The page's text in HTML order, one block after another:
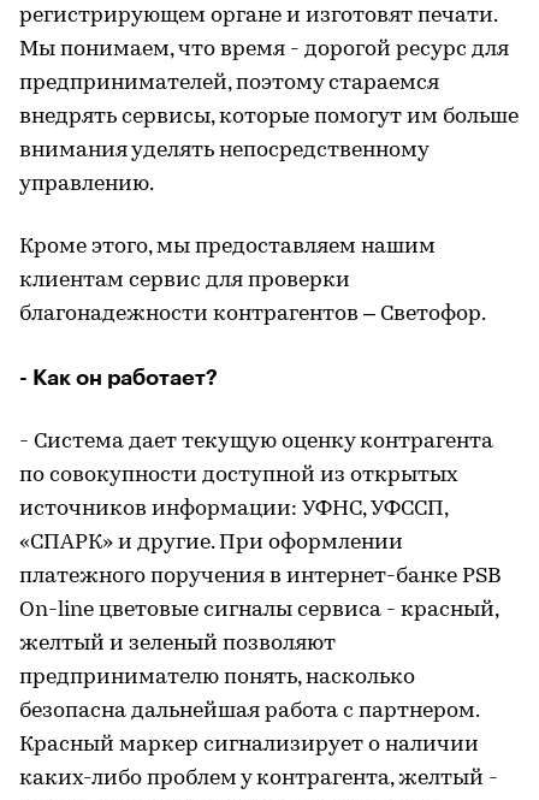
регистрирующем органе и изготовят печати.
Мы понимаем, что время - дорогой ресурс для
предпринимателей, поэтому стараемся
внедрять сервисы, которые помогут им больше
внимания уделять непосредственному
управлению.
Кроме этого, мы предоставляем нашим
клиентам сервис для проверки
благонадежности контрагентов – Светофор.
- Как он работает?
- Система дает текущую оценку контрагента
по совокупности доступной из открытых
источников информации: УФНС, УФССП,
«СПАРК» и другие. При оформлении
платежного поручения в интернет-банке PSB
On-line цветовые сигналы сервиса - красный,
желтый и зеленый позволяют
предпринимателю понять, насколько
безопасна дальнейшая работа с партнером.
Красный маркер сигнализирует о наличии
каких-либо проблем у контрагента, желтый -